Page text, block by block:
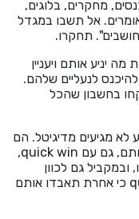
מחקרים, בלוגים,
אל תשבו במגדל
תחקרו.
יניע אותם ויעניין
לנעליים שלהם.
בחשבון שהכל
מגיעים מדיגיטל. הם
צריכים להבין מה המטרה, צריך להלהיב אותם, גם עם quick win,
גם לכוון
לדברים מרתוניים. אין מרתון בלי quick win כי אחרת תאבדו אותם